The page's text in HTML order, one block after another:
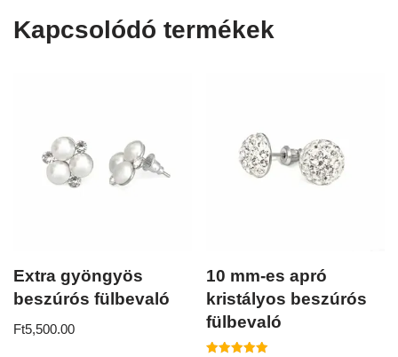
Kapcsolódó termékek
Extra gyöngyös
beszúrós fülbevaló
Ft5,500.00
10 mm-es apró
kristályos beszúrós
fülbevaló